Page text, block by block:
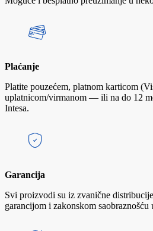
Plaćanje
Platite pouzećem, platnom karticom
uplatnicom/virmanom — ili na do 12
Intesa.
Garancija
Svi proizvodi su iz zvanične
garancijom i zakonskom